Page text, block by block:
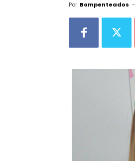
Por Bompenteados -